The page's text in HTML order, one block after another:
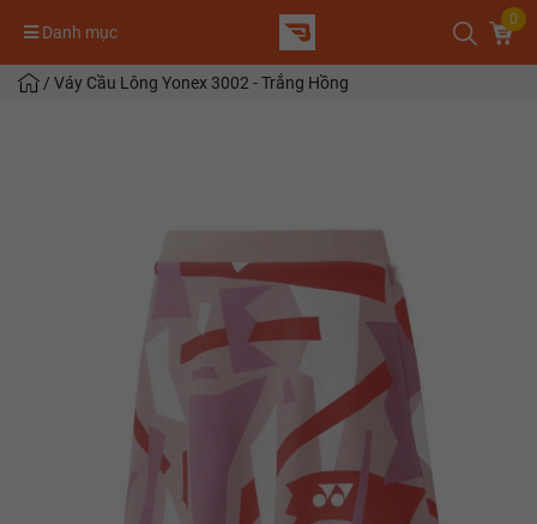
Danh mục
0
/ Váy Cầu Lông Yonex 3002 - Trắng Hồng